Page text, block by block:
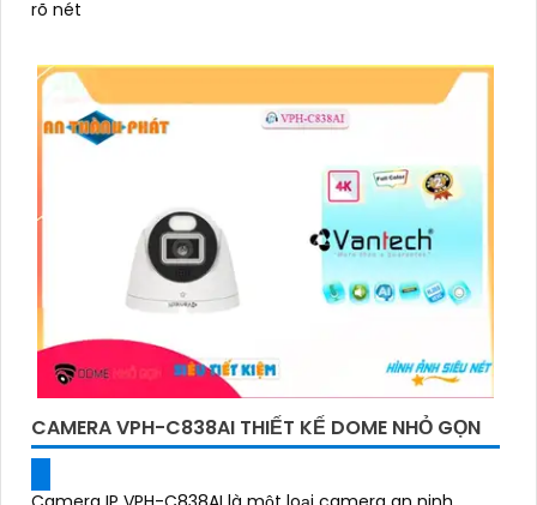
rõ nét
CAMERA VPH-C838AI THIẾT KẾ DOME NHỎ GỌN